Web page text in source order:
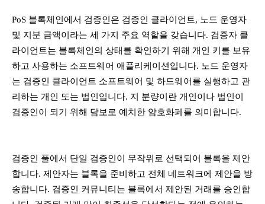
PoS 블록체인에서 검증인은 검증인 클라이언트, 노드 운영자
및 지분 금액이라는 세 가지 주요 역할을 갖습니다. 검증자 클
라이언트는 블록체인의 상태를 확인하기 위해 개인 키를 보유
하고 사용하는 소프트웨어 애플리케이션입니다. 노드 운영자
는 검증인 클라이언트 소프트웨어 및 하드웨어를 실행하고 관
리하는 개인 또는 법인입니다. 지 분량이란 개인이나 법인이
검증인이 되기 위해 담보로 예치한 암호화폐를 의미합니다.
검증인 풀에서 단일 검증인이 무작위로 선택되어 블록을 제안
합니다. 제안자는 블록을 준비하고 전체 네트워크에 제안을 방
송합니다. 검증인 커뮤니티는 블록에서 제안된 거래를 승인합